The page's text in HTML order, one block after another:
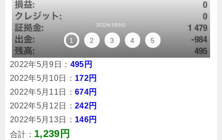
2022年5月9日
1 2 3 4 5
2022年5月9日： 495円
2022年5月10日： 172円
2022年5月11日： 674円
2022年5月12日： 242円
2022年5月13日： 146円
合計： 1,239円